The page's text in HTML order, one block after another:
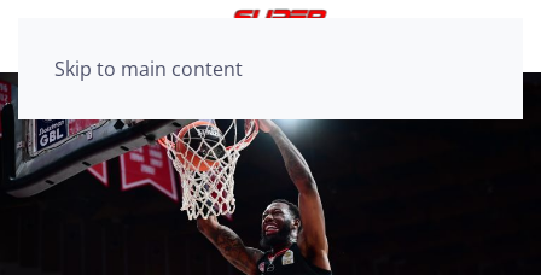
Skip to main content